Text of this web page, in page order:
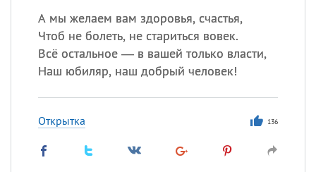
А мы желаем вам здоровья, счастья,
Чтоб не болеть, не стариться вовек.
Всё остальное — в вашей только власти,
Наш юбиляр, наш добрый человек!
Открытка 136